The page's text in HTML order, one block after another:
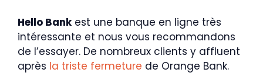
Hello Bankest une banque en ligne très
intéressante et nous vous recommandons
de l’essayer. De nombreux clients y affluent
après la triste fermeture de Orange Bank.